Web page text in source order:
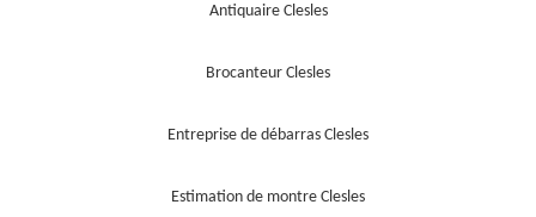
Antiquaire Clesles
Brocanteur Clesles
Entreprise de débarras Clesles
Estimation de montre Clesles